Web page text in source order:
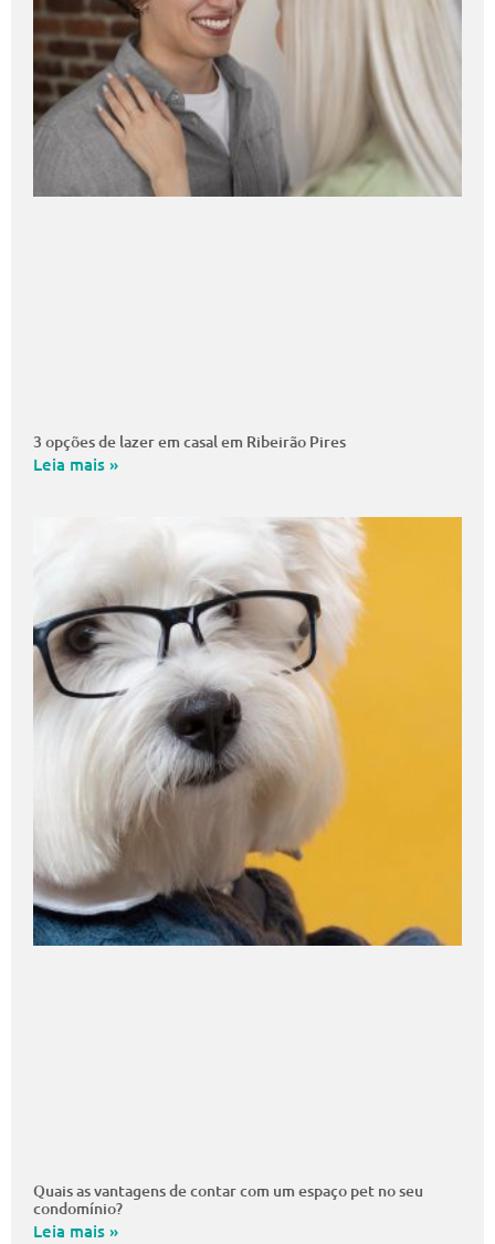
3 opções de lazer em casal em Ribeirão Pires
Leia mais »
Quais as vantagens de contar com um espaço pet no seu
condomínio?
Leia mais »